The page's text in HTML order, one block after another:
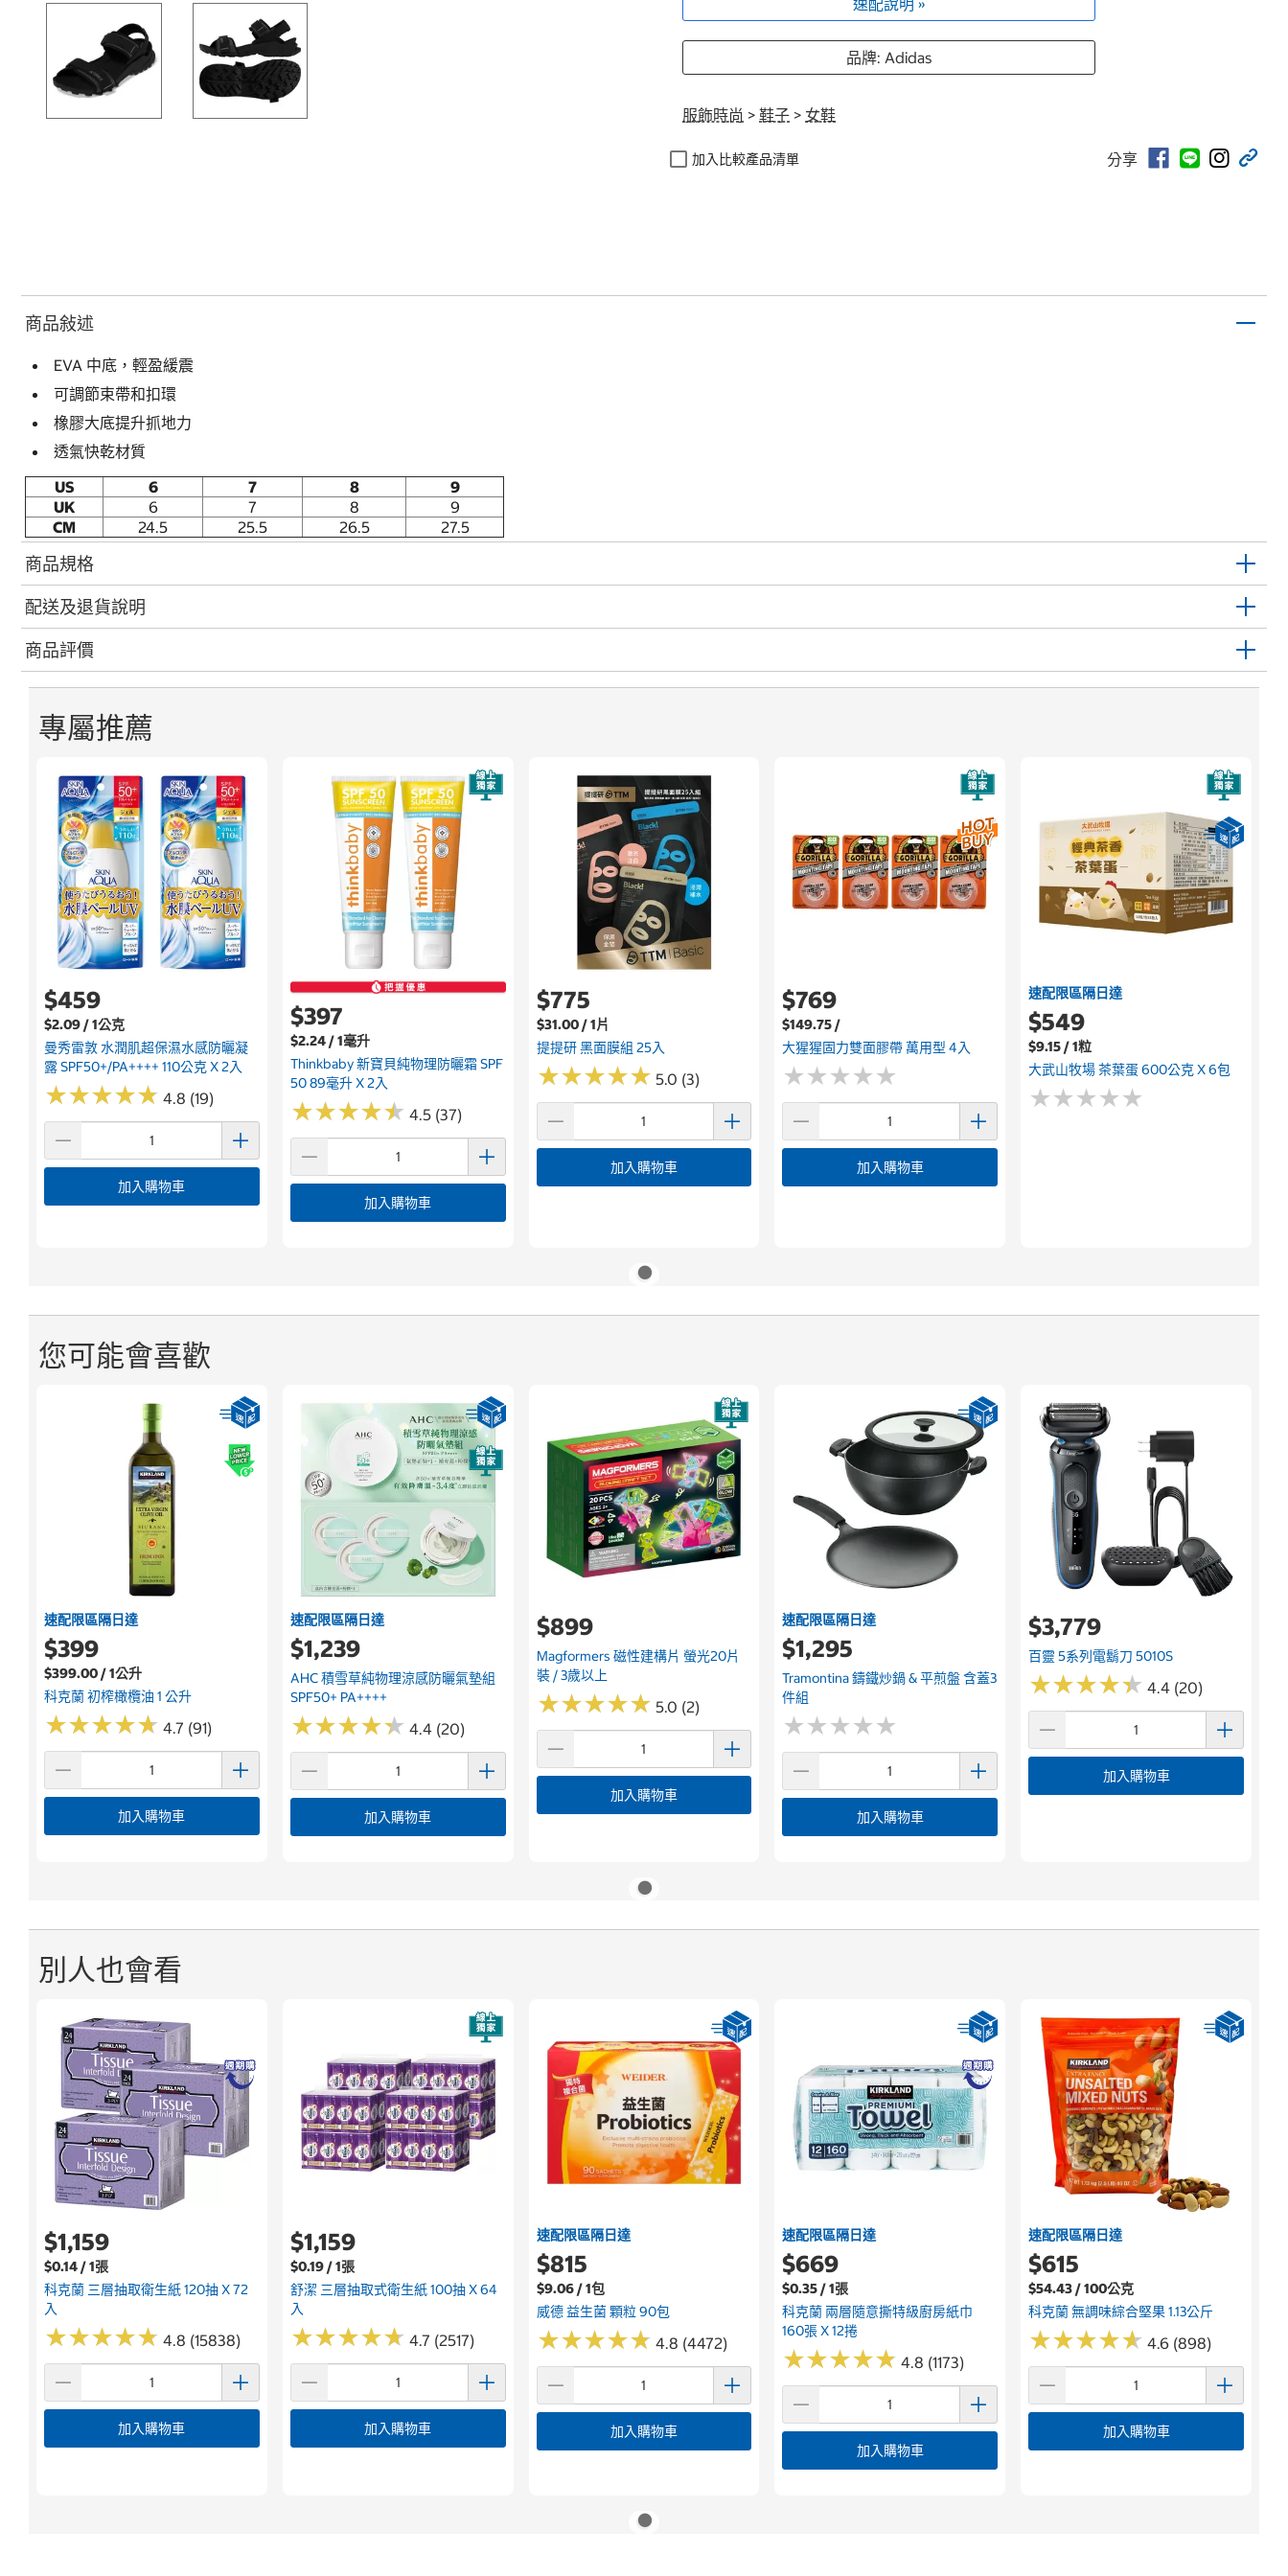
速配說明 »
品牌: Adidas
服飾時尚 > 鞋子 > 女鞋
加入比較產品清單 分享
商品敍述
EVA 中底，輕盈緩震
可調節束帶和扣環
橡膠大底提升抓地力
透氣快乾材質
US
6 7 8
9
UK
6 7 8
9
CM
24.5 25.5 26.5 27.5
商品規格
配送及退貨說明
商品評價
專屬推薦
$459
$2.09 / 1公克
曼秀雷敦 水潤肌超保濕水感防曬凝
露 SPF50+/PA++++ 110公克 X 2入
★★★★★
★★★★★ 4.8 (19)
加入購物車
$397
$2.24 / 1毫升
Thinkbaby 新寶貝純物理防曬霜 SPF
50 89毫升 X 2入
★★★★★
★★★★★ 4.5 (37)
加入購物車
$775
$31.00 / 1片
提提研 黑面膜組 25入
★★★★★
★★★★★ 5.0 (3)
加入購物車
$769
$149.75 /
大猩猩固力雙面膠帶 萬用型 4入
★★★★★
★★★★★
加入購物車
速配限區隔日達
$549
$9.15 / 1粒
大武山牧場 茶葉蛋 600公克 X 6包
★★★★★
★★★★★
您可能會喜歡
速配限區隔日達
$399
$399.00 / 1公升
科克蘭 初榨橄欖油 1 公升
★★★★★
★★★★★ 4.7 (91)
加入購物車
速配限區隔日達
$1,239
AHC 積雪草純物理涼感防曬氣墊組
SPF50+ PA++++
★★★★★
★★★★★ 4.4 (20)
加入購物車
$899
Magformers 磁性建構片 螢光20片
裝 / 3歲以上
★★★★★
★★★★★ 5.0 (2)
加入購物車
速配限區隔日達
$1,295
Tramontina 鑄鐵炒鍋 & 平煎盤 含蓋3
件組
★★★★★
★★★★★
加入購物車
$3,779
百靈 5系列電鬍刀 5010S
★★★★★
★★★★★ 4.4 (20)
加入購物車
別人也會看
$1,159
$0.14 / 1張
科克蘭 三層抽取衛生紙 120抽 X 72
入
★★★★★
★★★★★ 4.8 (15838)
加入購物車
$1,159
$0.19 / 1張
舒潔 三層抽取式衛生紙 100抽 X 64
入
★★★★★
★★★★★ 4.7 (2517)
加入購物車
速配限區隔日達
$815
$9.06 / 1包
威德 益生菌 顆粒 90包
★★★★★
★★★★★ 4.8 (4472)
加入購物車
速配限區隔日達
$669
$0.35 / 1張
科克蘭 兩層隨意撕特級廚房紙巾
160張 X 12捲
★★★★★
★★★★★ 4.8 (1173)
加入購物車
速配限區隔日達
$615
$54.43 / 100公克
科克蘭 無調味綜合堅果 1.13公斤
★★★★★
★★★★★ 4.6 (898)
加入購物車